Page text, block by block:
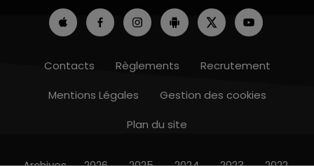
16h00 - 20h00
Contacts Règlements
Recrutement
Mentions Légales
Gestion des cookies
Plan du site